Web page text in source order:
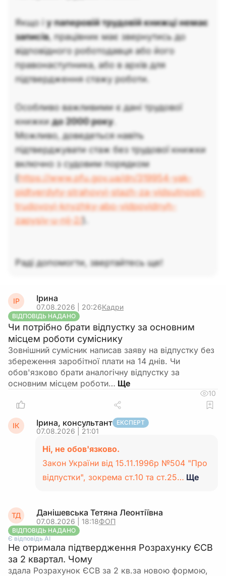
Якщо іу паперовій трудовій книжці немає
записів, працівник має звернутись до
відповідного роботодавця або його
правонаступника, або в архів для
підтвердження стажу роботи.
Особливо важливими є дані трудової
книжкидо 2000 року.
Можливо, доведеться навіть
підтверджувати стаж без трудової книжки
включно з судовим порядком
(https://www.pfu.gov.ua/dn/319954-yak-
pidtverdyty-strahovyj-stazh-za-vidsutnosti-
trudovoyi-knyzhky-abo-vidpovidnyh-
zapysiv-u-nij-2/
Раді допомогти, звертайтесь ще!
ІР Ірина
07.08.2026 | 20:26Кадри
ВІДПОВІДЬ НАДАНО
Чи потрібно брати відпустку за основним
місцем роботи суміснику
Зовнішний сумісник написав заяву на відпустку без
збереження заробітної плати на 14 днів. Чи
обов'язково брати аналогічну відпустку за
основним місцем роботи…
10
ІК Ірина, консультант ЕКСПЕРТ
07.08.2026 | 21:01
Ні, не обов'язково.
Закон України від 15.11.1996р №504 "Про
відпустки", зокрема ст.10 та ст.25… Ще
ТД Данішевська Тетяна Леонтіївна
07.08.2026 | 18:18ФОП
ВІДПОВІДЬ НАДАНО
Є відповідь АІ
Не отримала підтвердження Розрахунку ЄСВ
за 2 квартал. Чому
здала Розрахунок ЄСВ за 2 кв.за новою формою,